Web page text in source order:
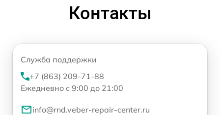
Контакты
Служба поддержки
+7 (863) 209-71-88
Ежедневно с 9:00 до 21:00
info@rnd.veber-repair-center.ru